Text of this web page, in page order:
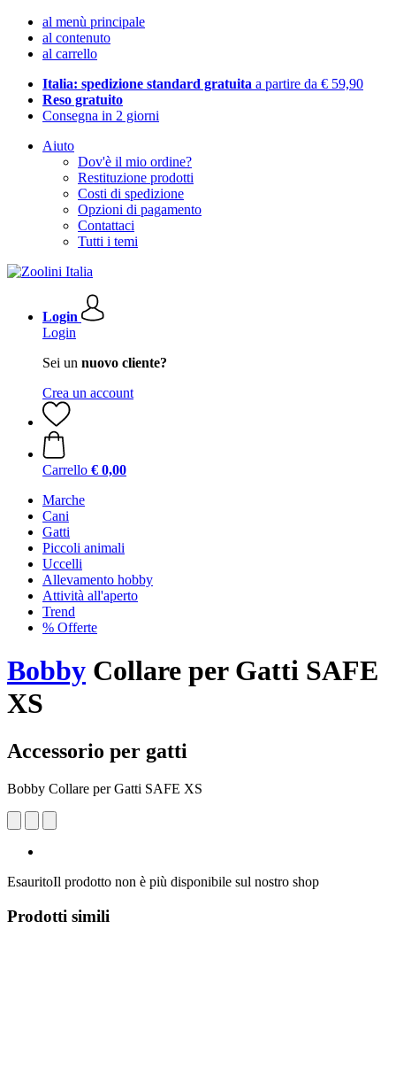
al menù principale
al contenuto
al carrello
Italia: spedizione standard gratuita a partire da € 59,90
Reso gratuito
Consegna in 2 giorni
Aiuto
Dov'è il mio ordine?
Restituzione prodotti
Costi di spedizione
Opzioni di pagamento
Contattaci
Tutti i temi
Login
Login
Sei un nuovo cliente?
Crea un account
Carrello € 0,00
Marche
Cani
Gatti
Piccoli animali
Uccelli
Allevamento hobby
Attività all'aperto
Trend
% Offerte
Bobby Collare per Gatti SAFE
XS
Accessorio per gatti
Bobby Collare per Gatti SAFE XS
EsauritoIl prodotto non è più disponibile sul nostro shop
Prodotti simili